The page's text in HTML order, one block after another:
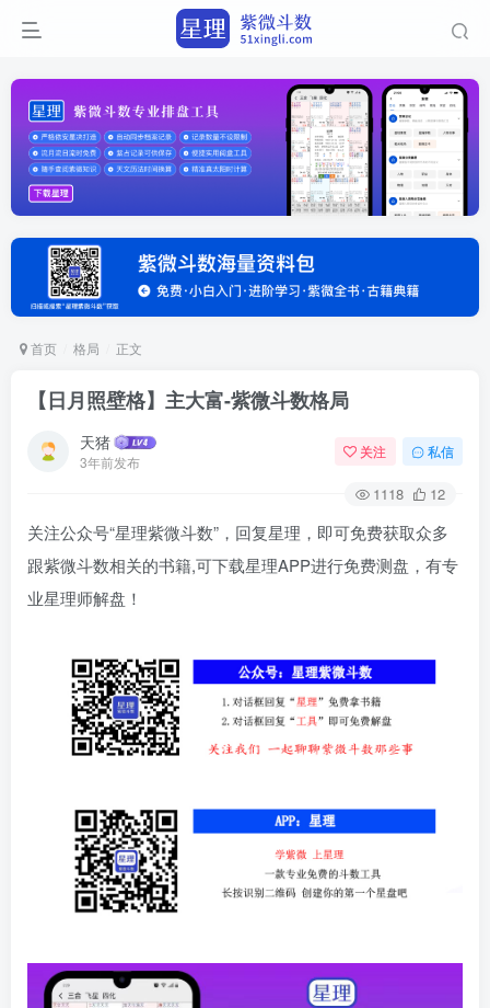
首页 格局 正文
【日月照壁格】主大富-紫微斗数格局
天猪
3年前发布
关注 私信
1118 12
关注公众号“星理紫微斗数”，回复星理，即可免费获取众多
跟紫微斗数相关的书籍,可下载星理APP进行免费测盘，有专
业星理师解盘！